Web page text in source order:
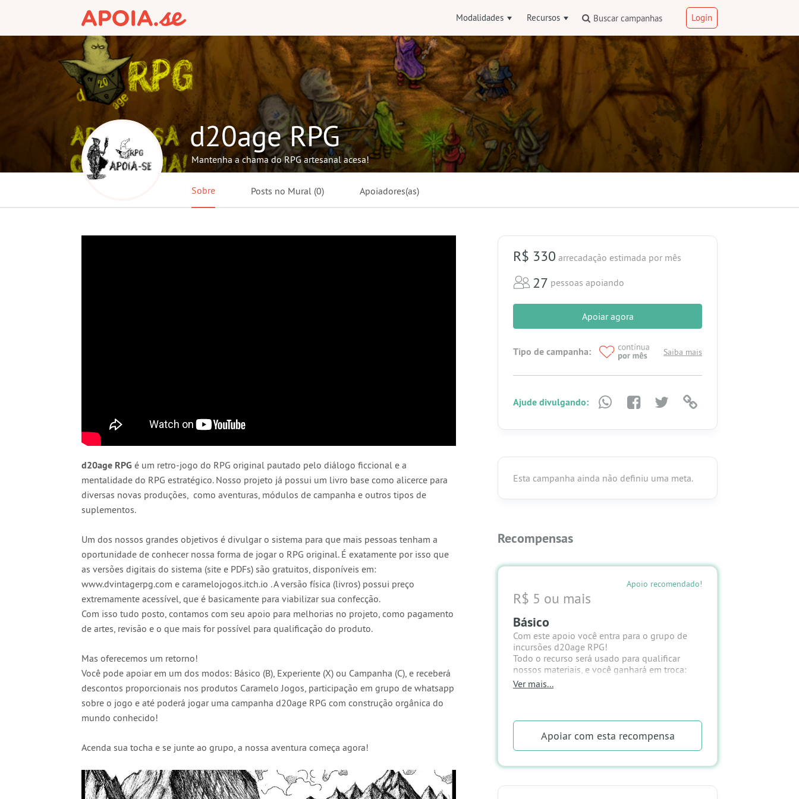
Modalidades Recursos Buscar campanhas Login
d20age RPG
Mantenha a chama do RPG artesanal acesa!
Sobre Posts no Mural (0) Apoiadores(as)
d20age RPG é um retro-jogo do RPG original pautado pelo diálogo ficcional e a
mentalidade do RPG estratégico. Nosso projeto já possui um livro base como alicerce para
diversas novas produções, como aventuras, módulos de campanha e outros tipos de
suplementos.
Um dos nossos grandes objetivos é divulgar o sistema para que mais pessoas tenham a
oportunidade de conhecer nossa forma de jogar o RPG original. É exatamente por isso que
as versões digitais do sistema (site e PDFs) são gratuitos, disponíveis em:
www.dvintagerpg.com e caramelojogos.itch.io . A versão física (livros) possui preço
extremamente acessível, que é basicamente para viabilizar sua confecção.
Com isso tudo posto, contamos com seu apoio para melhorias no projeto, como pagamento
de artes, revisão e o que mais for possível para qualificação do produto.
Mas oferecemos um retorno!
Você pode apoiar em um dos modos: Básico (B), Experiente (X) ou Campanha (C), e receberá
descontos proporcionais nos produtos Caramelo Jogos, participação em grupo de whatsapp
sobre o jogo e até poderá jogar uma campanha d20age RPG com construção orgânica do
mundo conhecido!
Acenda sua tocha e se junte ao grupo, a nossa aventura começa agora!
R$ 330 arrecadação estimada por mês
27 pessoas apoiando
Apoiar agora
Tipo de campanha: Saiba mais
Ajude divulgando:
Esta campanha ainda não definiu uma meta.
Recompensas
Apoio recomendado!
R$ 5 ou mais
Básico
Com este apoio você entra para o grupo de
incursões d20age RPG!
Todo o recurso será usado para qualificar
nossos materiais, e você ganhará em troca:
> 5% de desconto em todos os produtos
d20age RPG
Ascenda sua tocha e mergulhe nesta
Ver mais...
Apoiarcom esta recompensa